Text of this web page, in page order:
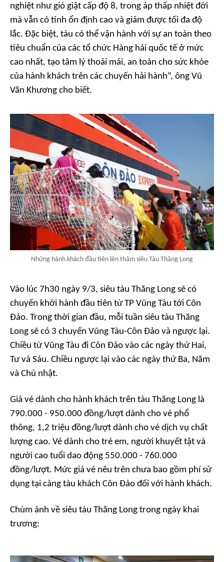
nghiệt như gió giật cấp độ 8, trong áp thấp nhiệt đới
mà vẫn có tính ổn định cao và giảm được tối đa độ
lắc. Đặc biệt, tàu có thể vận hành với sự an toàn theo
tiêu chuẩn của các tổ chức Hàng hải quốc tế ở mức
cao nhất, tạo tâm lý thoải mái, an toàn cho sức khỏe
của hành khách trên các chuyến hải hành”, ông Vũ
Văn Khương cho biết.
Những hành khách đầu tiên lên thăm siêu Tàu Thăng Long
Vào lúc 7h30 ngày 9/3, siêu tàu Thăng Long sẽ có
chuyến khởi hành đầu tiên từ TP Vũng Tàu tới Côn
Đảo. Trong thời gian đầu, mỗi tuần siêu tàu Thăng
Long sẽ có 3 chuyến Vũng Tàu-Côn Đảo và ngược lại.
Chiều từ Vũng Tàu đi Côn Đảo vào các ngày thứ Hai,
Tư và Sáu. Chiều ngược lại vào các ngày thứ Ba, Năm
và Chủ nhật.
Giá vé dành cho hành khách trên tàu Thăng Long là
790.000 - 950.000 đồng/lượt dành cho vé phổ
thông, 1,2 triệu đồng/lượt dành cho vé dịch vụ chất
lượng cao. Vé dành cho trẻ em, người khuyết tật và
người cao tuổi dao động 550.000 - 760.000
đồng/lượt. Mức giá vé nêu trên chưa bao gồm phí sử
dụng tại cảng tàu khách Côn Đảo đối với hành khách.
Chùm ảnh về siêu tàu Thăng Long trong ngày khai
trương: